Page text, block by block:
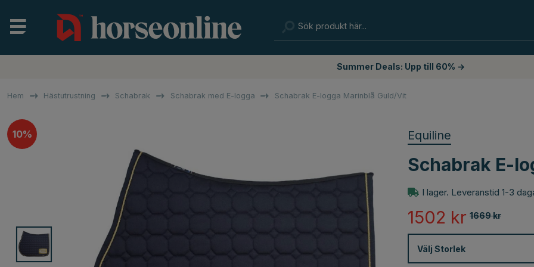
Summer Deals: Upp till 60% →
Hem Hästutrustning Schabrak Schabrak med E-logga Schabrak E-logga Marinblå Guld/Vit
10% Equiline
Schabrak E-
I lager. Leveranstid 1-3
1669kr
1502 kr
Välj Storlek